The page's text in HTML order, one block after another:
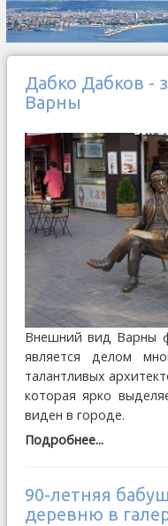
Дабко Дабков -
Варны
Внешний вид Варны
является делом
талантливых
которая ярко
виден в городе.
Подробнее...
90-летняя
деревню в